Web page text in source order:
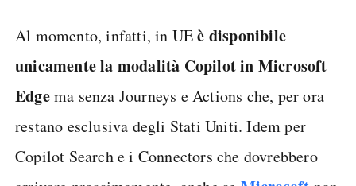
Al momento, infatti, in UEè disponibile
unicamente la modalità Copilot in Microsoft
Edgema senza Journeys e Actions che, per ora
restano esclusiva degli Stati Uniti. Idem per
Copilot Search e i Connectors che dovrebbero